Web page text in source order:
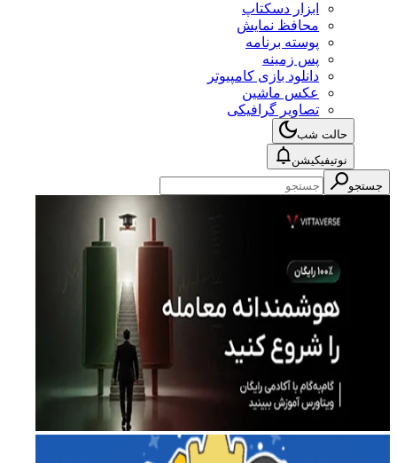
ابزار دسکتاپ
محافظ نمایش
پوسته برنامه
پس زمینه
دانلود بازی کامپیوتر
عکس ماشین
تصاویر گرافیکی
حالت شب
نوتیفیکیشن
جستجو